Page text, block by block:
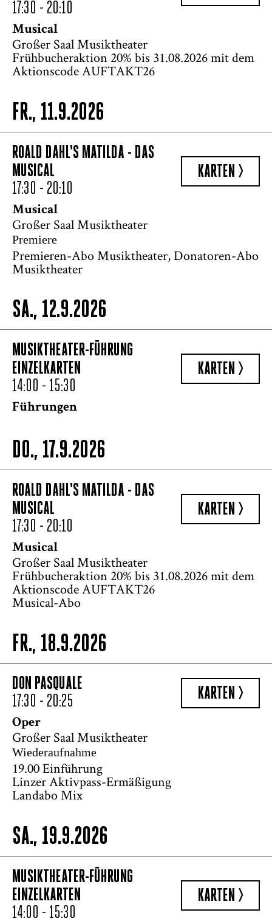
17:30 - 20:10
Musical
Großer Saal Musiktheater
Frühbucheraktion 20% bis 31.08.2026 mit dem
Aktionscode AUFTAKT26
FR., 11.9.2026
ROALD DAHL'S MATILDA - DAS
MUSICAL
17:30 - 20:10
KARTEN >
Musical
Großer Saal Musiktheater
Premiere
Premieren-Abo Musiktheater, Donatoren-Abo
Musiktheater
SA., 12.9.2026
MUSIKTHEATER-FÜHRUNG
EINZELKARTEN
14:00 - 15:30
KARTEN >
Führungen
DO., 17.9.2026
ROALD DAHL'S MATILDA - DAS
MUSICAL
17:30 - 20:10
KARTEN >
Musical
Großer Saal Musiktheater
Frühbucheraktion 20% bis 31.08.2026 mit dem
Aktionscode AUFTAKT26
Musical-Abo
FR., 18.9.2026
DON PASQUALE
17:30 - 20:25
KARTEN >
Oper
Großer Saal Musiktheater
Wiederaufnahme
19.00 Einführung
Linzer Aktivpass-Ermäßigung
Landabo Mix
SA., 19.9.2026
MUSIKTHEATER-FÜHRUNG
EINZELKARTEN
14:00 - 15:30
KARTEN >